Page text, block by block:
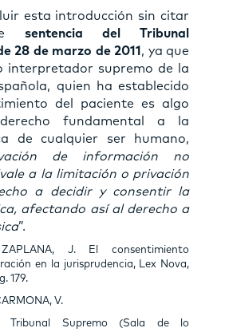
esta introducción sin citar
sentencia del Tribunal
28 de marzo de 2011 , ya que
interpretador supremo de la
quien ha establecido
del paciente es algo
fundamental a la
de cualquier ser humano,
de información no
a la limitación o privación
a decidir y consentir la
afectando así al derecho a
”.
J. El consentimiento
en la jurisprudencia, Lex Nova,
179.
V.
Tribunal Supremo (Sala de lo